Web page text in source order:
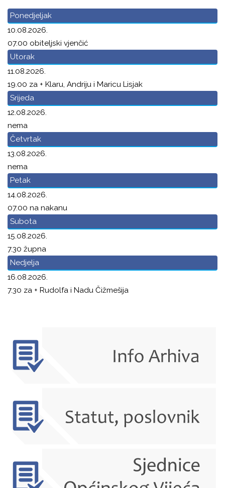
Ponedjeljak
10.08.2026.
07.00 obiteljski vjenčić
Utorak
11.08.2026.
19.00 za + Klaru, Andriju i Maricu Lisjak
Srijeda
12.08.2026.
nema
Četvrtak
13.08.2026.
nema
Petak
14.08.2026.
07.00 na nakanu
Subota
15.08.2026.
7.30 župna
Nedjelja
16.08.2026.
7.30 za + Rudolfa i Nadu Čižmešija